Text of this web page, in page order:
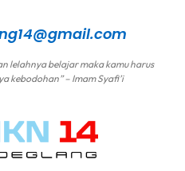
lelahnya belajar maka kamu harus
kebodohan” – Imam Syafi’i